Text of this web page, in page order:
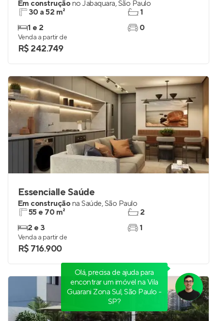
Em construçãono Jabaquara,São Paulo
30 a 52 m²
1 e 2
1
0
Venda a partir de
R$ 242.749
Essencialle Saúde
Em construçãona Saúde,São Paulo
55 e 70 m²
2 e 3
2
1
Venda a partir de
R$ 716.900
Olá, precisa de ajuda para
encontrar um imóvel na Vila
Guarani Zona Sul, São Paulo -
SP?